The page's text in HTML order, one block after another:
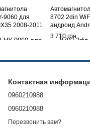
9060 для
2008-2011
8702 2din
андроид
GPS
3 710 грн
Контактная
0960210988
0960210988
Перезвонить вам?